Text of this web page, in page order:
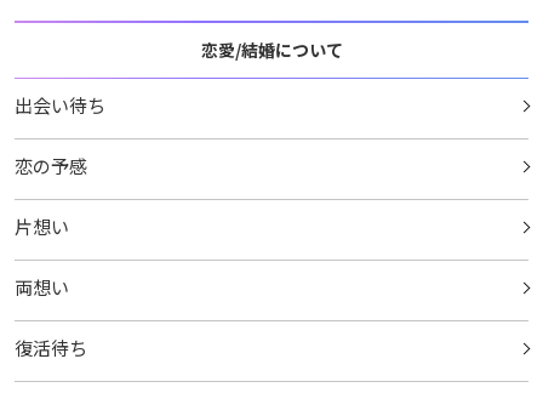
恋愛/結婚について
出会い待ち
恋の予感
片想い
両想い
復活待ち